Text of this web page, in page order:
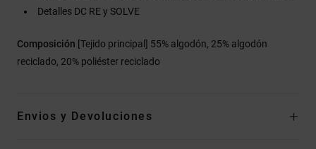
Detalles DC RE y SOLVE
Composición [Tejido principal] 55% algodón, 25% algodón
reciclado, 20% poliéster reciclado
Envios y Devoluciones